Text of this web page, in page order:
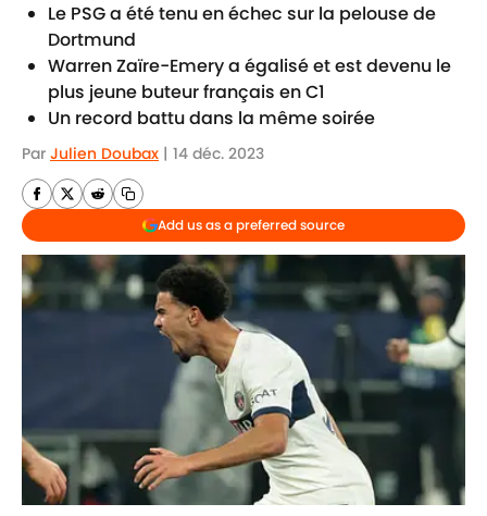
Le PSG a été tenu en échec sur la pelouse de
Dortmund
Warren Zaïre-Emery a égalisé et est devenu le
plus jeune buteur français en C1
Un record battu dans la même soirée
Par Julien Doubax | 14 déc. 2023
Add us as a preferred source